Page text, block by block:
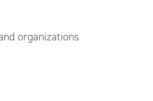
organizations